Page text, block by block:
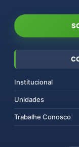
Institucional
Unidades
Trabalhe Conosco